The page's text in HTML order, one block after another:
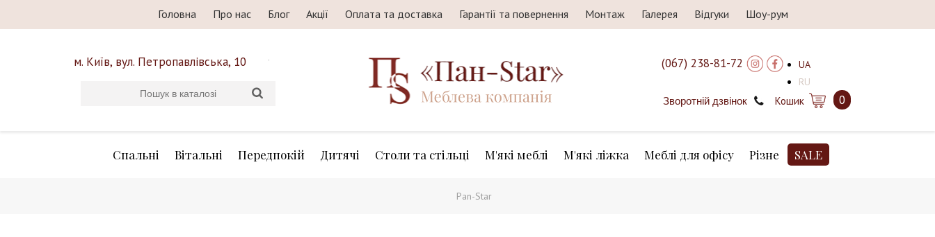
Головна Про нас Блог Акції Оплата та доставка Гарантії та повернення Монтаж Галерея Відгуки Шоу-рум
м. Київ, вул. Петропавлівська, 10 (067) 238-81-72
UA
RU
Зворотній дзвінок Кошик 0
Спальні Вітальні Передпокій Дитячі Столи та стільці М'які меблі М'які ліжка Меблі для офісу Різне SALE
Pan-Star